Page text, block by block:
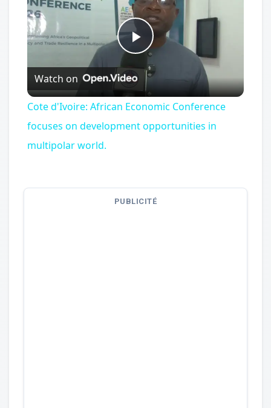
Play
Video
Watch on
Cote d'Ivoire: African Economic Conference
focuses on development opportunities in
multipolar world.
PUBLICITÉ